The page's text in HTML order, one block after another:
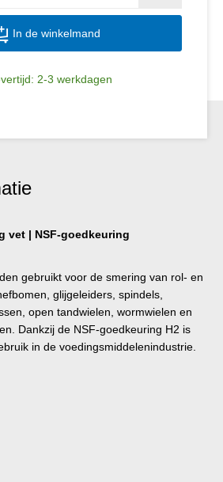
In de winkelmand
2-3 werkdagen
vet | NSF-goedkeuring
gebruikt voor de smering van rol- en
glijgeleiders, spindels,
open tandwielen, wormwielen en
Dankzij de NSF-goedkeuring H2 is
in de voedingsmiddelenindustrie.